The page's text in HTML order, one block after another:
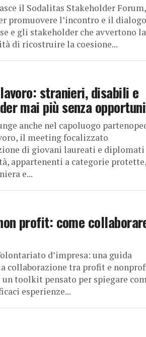
il Sodalitas Stakeholder Forum,
promuovere l’incontro e il dialogo
e gli stakeholder che avvertono la
di ricostruire la coesione...
stranieri, disabili e
mai più senza
anche nel capoluogo
il meeting focalizzato
di giovani laureati e diplomati
appartenenti a categorie
e...
profit: come
d’impresa: una guida
collaborazione tra profit e
toolkit pensato per spiegare
esperienze...